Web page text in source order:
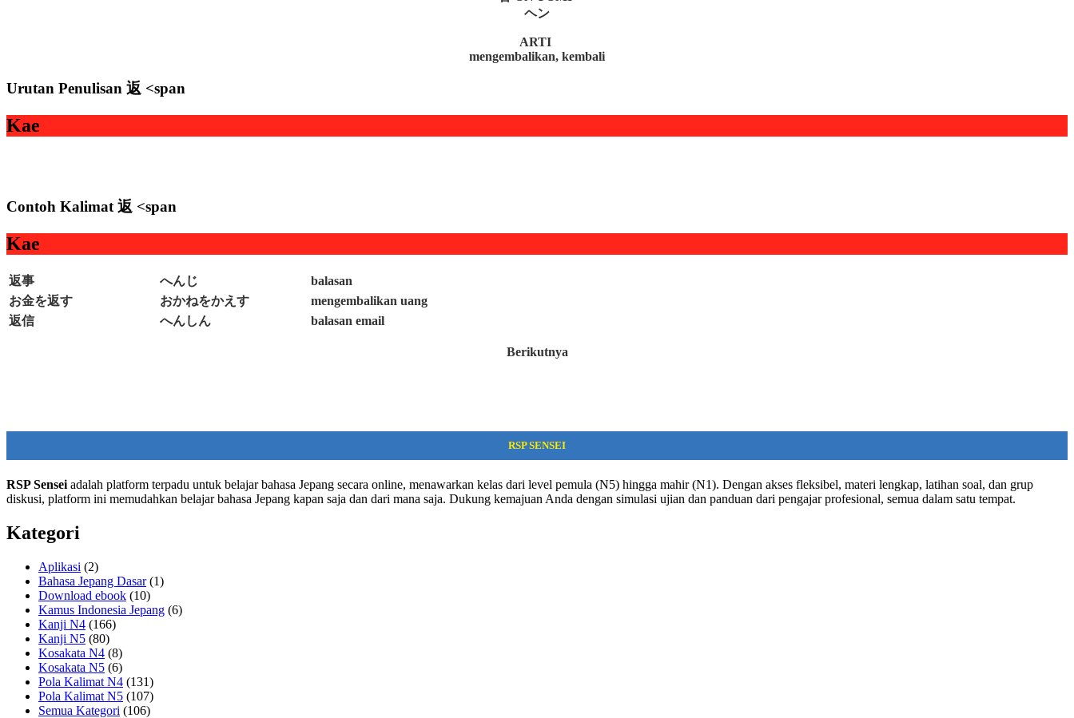
ヘン
ARTI
mengembalikan, kembali
Urutan Penulisan 返 <span
Kae
Contoh Kalimat 返 <span
Kae
返事 へんじ
balasan
お金を返す
おかねをかえす
mengembalikan uang
返信
へんしん balasan email
Berikutnya
RSP SENSEI
RSP Sensei adalah platform terpadu untuk belajar bahasa Jepang secara online, menawarkan kelas dari level pemula (N5) hingga mahir (N1). Dengan akses fleksibel, materi lengkap, latihan soal, dan grup
diskusi, platform ini memudahkan belajar bahasa Jepang kapan saja dan dari mana saja. Dukung kemajuan Anda dengan simulasi ujian dan panduan dari pengajar profesional, semua dalam satu tempat.
Kategori
Aplikasi (2)
Bahasa Jepang Dasar(1)
Download ebook (10)
Kamus Indonesia Jepang (6)
Kanji N4 (166)
Kanji N5 (80)
Kosakata N4 (8)
Kosakata N5 (6)
Pola Kalimat N4 (131)
Pola Kalimat N5 (107)
Semua Kategori (106)